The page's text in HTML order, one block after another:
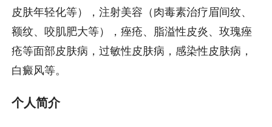
皮肤年轻化等），注射美容（肉毒素治疗眉间纹、
额纹、咬肌肥大等），痤疮、脂溢性皮炎、玫瑰痤
疮等面部皮肤病，过敏性皮肤病，感染性皮肤病，
白癜风等。
个人简介